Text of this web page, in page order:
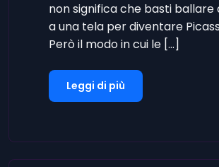
non significa che basti ballare
a una tela per diventare
Però il modo in cui le […]
Leggi di più